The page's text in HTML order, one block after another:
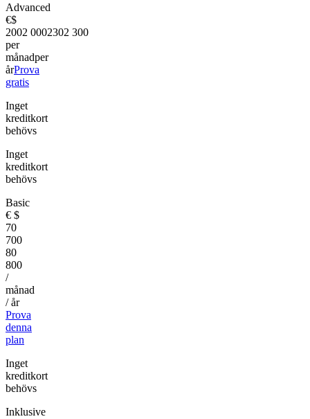
Advanced
€$
2002 0002302 300
per
månadper
årProva
gratis
Inget
kreditkort
behövs
Inget
kreditkort
behövs
Basic
€ $
70
700
80
800
/
månad
/ år
Prova
denna
plan
Inget
kreditkort
behövs
Inklusive